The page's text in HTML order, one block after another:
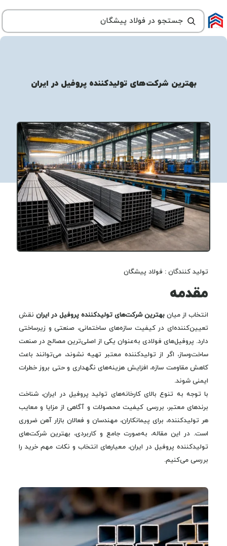
بهترین شرکت‌های تولیدکننده پروفیل در ایران
تولید کنندگان : فولاد پیشگان
مقدمه
انتخاب از میان بهترین شرکت‌های تولیدکننده پروفیل در ایران نقش
تعیین‌کننده‌ای در کیفیت سازه‌های ساختمانی، صنعتی و زیرساختی
دارد. پروفیل‌های فولادی به‌عنوان یکی از اصلی‌ترین مصالح در صنعت
ساخت‌وساز، اگر از تولیدکننده معتبر تهیه نشوند، می‌توانند باعث
کاهش مقاومت سازه، افزایش هزینه‌های نگهداری و حتی بروز خطرات
ایمنی شوند.
با توجه به تنوع بالای کارخانه‌های تولید پروفیل در ایران، شناخت
برندهای معتبر، بررسی کیفیت محصولات و آگاهی از مزایا و معایب
هر تولیدکننده، برای پیمانکاران، مهندسان و فعالان بازار آهن ضروری
است. در این مقاله، به‌صورت جامع و کاربردی، بهترین شرکت‌های
تولیدکننده پروفیل در ایران، معیارهای انتخاب و نکات مهم خرید را
بررسی می‌کنیم.